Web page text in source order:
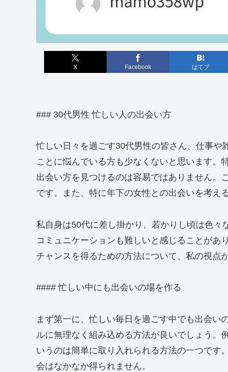
X Facebook はてブ
### 30代男性 忙しい人の出会い方
忙しい日々を過ごす30代男性の皆さん、仕事
ことに悩んでいる方も少なくないと思います。
出会い方を見つけるのは容易ではありません。
です。また、特に年下の女性との出会いを考え
私自身は50代に差し掛かり、若かりし頃は色
コミュニケーションも難しいと感じることがあ
チャンスを得るための方法について、私の視点
#### 忙しい中にも出会いの場を作る
まず第一に、忙しい毎日を過ごす中でも出会い
ルに無理なく組み込める方法が良いでしょう。
いうのは簡単に取り入れられる方法の一つです
会はなかなか得られません。